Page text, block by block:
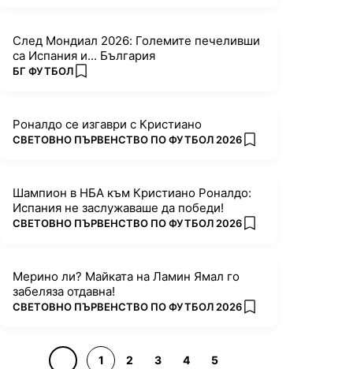
След Мондиал 2026: Големите печеливши
са Испания и... България
ПОВЕЧЕ ОТ
БГ ФУТБОЛ add favorites
Роналдо се изгаври с Кристиано
ПОВЕЧЕ ОТ
СВЕТОВНО ПЪРВЕНСТВО ПО ФУТБОЛ 2026 add favorites
Шампион в НБА към Кристиано Роналдо:
Испания не заслужаваше да победи!
ПОВЕЧЕ ОТ
СВЕТОВНО ПЪРВЕНСТВО ПО ФУТБОЛ 2026 add favorites
Мерино ли? Майката на Ламин Ямал го
забеляза отдавна!
ПОВЕЧЕ ОТ
СВЕТОВНО ПЪРВЕНСТВО ПО ФУТБОЛ 2026 add favorites
1 2 3 4 5